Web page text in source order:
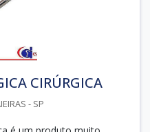
CIRÚRGICA
- SP